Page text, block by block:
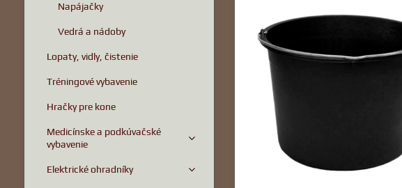
Napájačky
Vedrá a nádoby
Lopaty, vidly, čistenie
Tréningové vybavenie
Hračky pre kone
Medicínske a podkúvačské
vybavenie
Elektrické ohradníky